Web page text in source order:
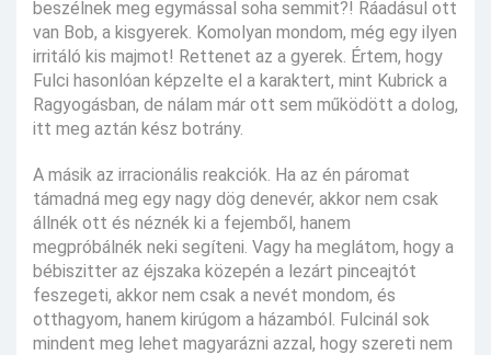
beszélnek meg egymással soha semmit?! Ráadásul ott
van Bob, a kisgyerek. Komolyan mondom, még egy ilyen
irritáló kis majmot! Rettenet az a gyerek. Értem, hogy
Fulci hasonlóan képzelte el a karaktert, mint Kubrick a
Ragyogásban, de nálam már ott sem működött a dolog,
itt meg aztán kész botrány.
A másik az irracionális reakciók. Ha az én páromat
támadná meg egy nagy dög denevér, akkor nem csak
állnék ott és néznék ki a fejemből, hanem
megpróbálnék neki segíteni. Vagy ha meglátom, hogy a
bébiszitter az éjszaka közepén a lezárt pinceajtót
feszegeti, akkor nem csak a nevét mondom, és
otthagyom, hanem kirúgom a házamból. Fulcinál sok
mindent meg lehet magyarázni azzal, hogy szereti nem